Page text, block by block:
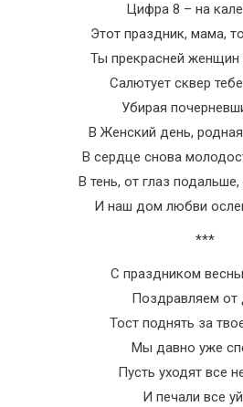
Цифра 8 – на
Этот праздник, мама,
Ты прекрасней женщин
Салютует сквер
Убирая
В Женский день,
В сердце снова
В тень, от глаз подальше,
И наш дом любви
***
С праздником
Поздравляем от
Тост поднять за
Мы давно уже
Пусть уходят все
И печали все